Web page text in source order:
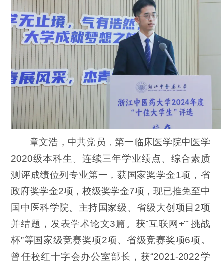
章文浩，中共党员，第一临床医学院中医学
2020级本科生。连续三年学业绩点、综合素质
测评成绩位列专业第一，获国家奖学金1项，省
政府奖学金2项，校级奖学金7项，现已推免至中
国中医科学院。主持国家级、省级大创项目2项
并结题，发表学术论文3篇。获“互联网+”“挑战
杯”等国家级竞赛奖项2项、省级竞赛奖项6项。
曾任校红十字会办公室部长，获“2021-2022学